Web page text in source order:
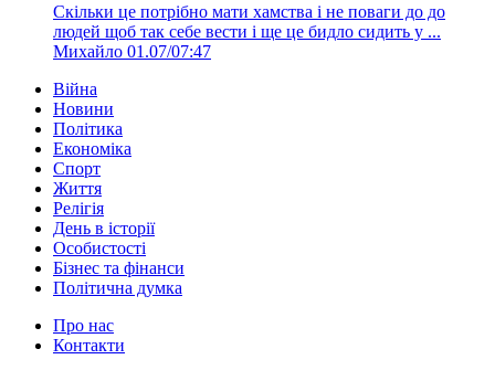
Скільки це потрібно мати хамства і не поваги до до
людей щоб так себе вести і ще це бидло сидить у ...
Михайло 01.07/07:47
Війна
Новини
Політика
Економіка
Спорт
Життя
Релігія
День в історії
Особистості
Бізнес та фінанси
Політична думка
Про нас
Контакти